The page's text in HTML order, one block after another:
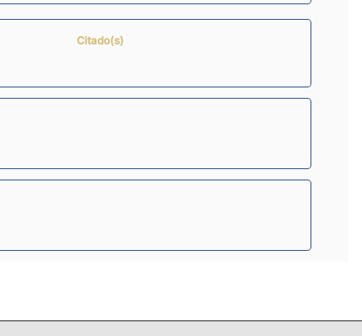
Citado(s)